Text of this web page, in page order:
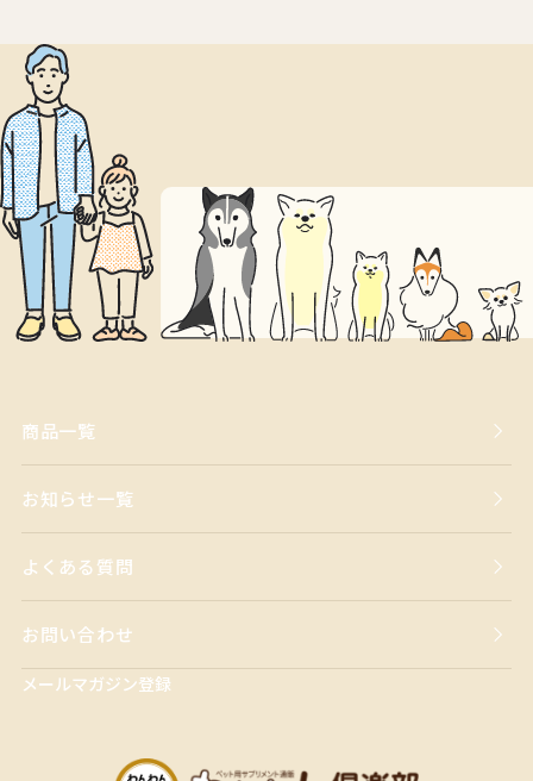
商品一覧
お知らせ一覧
よくある質問
お問い合わせ
メールマガジン登録